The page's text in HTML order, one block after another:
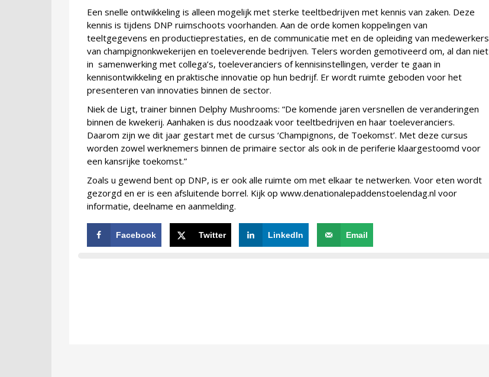
Een snelle ontwikkeling is alleen mogelijk met sterke teeltbedrijven met kennis van zaken. Deze
kennis is tijdens DNP ruimschoots voorhanden. Aan de orde komen koppelingen van
teeltgegevens en productieprestaties, en de communicatie met en de opleiding van medewerkers
van champignonkwekerijen en toeleverende bedrijven. Telers worden gemotiveerd om, al dan niet
in samenwerking met collega’s, toeleveranciers of kennisinstellingen, verder te gaan in
kennisontwikkeling en praktische innovatie op hun bedrijf. Er wordt ruimte geboden voor het
presenteren van innovaties binnen de sector.
Niek de Ligt, trainer binnen Delphy Mushrooms: “De komende jaren versnellen de veranderingen
binnen de kwekerij. Aanhaken is dus noodzaak voor teeltbedrijven en haar toeleveranciers.
Daarom zijn we dit jaar gestart met de cursus ‘Champignons, de Toekomst’. Met deze cursus
worden zowel werknemers binnen de primaire sector als ook in de periferie klaargestoomd voor
een kansrijke toekomst.”
Zoals u gewend bent op DNP, is er ook alle ruimte om met elkaar te netwerken. Voor eten wordt
gezorgd en er is een afsluitende borrel. Kijk op www.denationalepaddenstoelendag.nl voor
informatie, deelname en aanmelding.
Facebook Twitter LinkedIn Email